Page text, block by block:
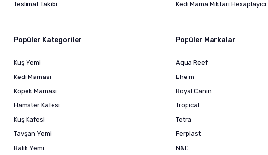
Teslimat Takibi
Kedi Mama Miktarı Hesaplayıcı
Popüler Kategoriler
Kuş Yemi
Kedi Maması
Köpek Maması
Hamster Kafesi
Kuş Kafesi
Tavşan Yemi
Balık Yemi
Popüler Markalar
Aqua Reef
Eheim
Royal Canin
Tropical
Tetra
Ferplast
N&D